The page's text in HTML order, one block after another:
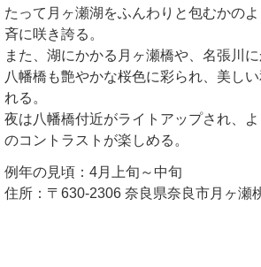
たって月ヶ瀬湖をふんわりと包むかの
斉に咲き誇る。
また、湖にかかる月ヶ瀬橋や、名張川
八幡橋も艶やかな桜色に彩られ、美し
れる。
夜は八幡橋付近がライトアップされ、
のコントラストが楽しめる。
例年の見頃：4月上旬～中旬
住所：〒630-2306 奈良県奈良市月ヶ瀬